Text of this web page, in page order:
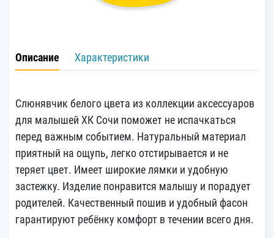
Описание Характеристики
Слюнявчик белого цвета из коллекции аксессуаров
для малышей ХК Сочи поможет не испачкаться
перед важным событием. Натуральный материал
приятный на ощупь, легко отстирывается и не
теряет цвет. Имеет широкие лямки и удобную
застежку. Изделие понравится малышу и порадует
родителей. Качественный пошив и удобный фасон
гарантируют ребёнку комфорт в течении всего дня.